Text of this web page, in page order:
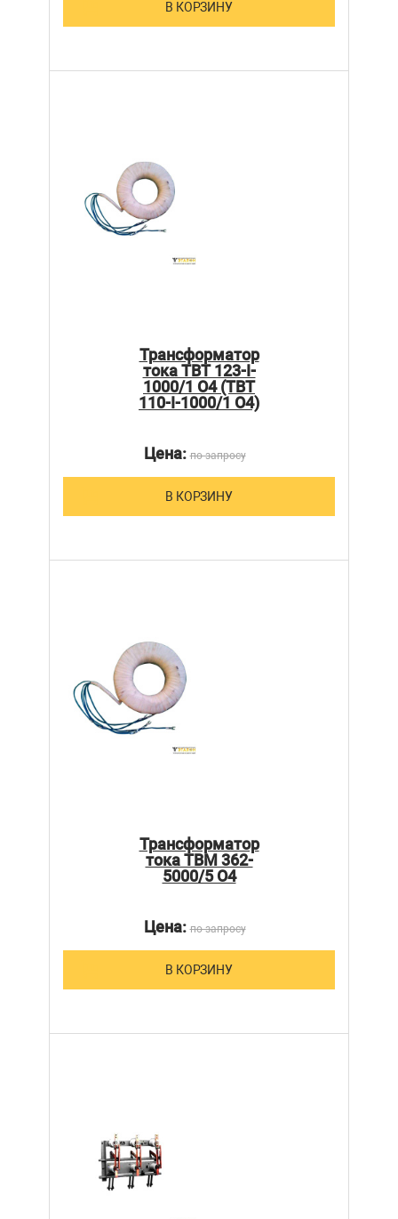
В КОРЗИНУ
Трансформатор
тока ТВТ 123-I-
1000/1 О4 (ТВТ
110-I-1000/1 О4)
Цена:по запросу
В КОРЗИНУ
Трансформатор
тока ТВМ 362-
5000/5 О4
Цена:по запросу
В КОРЗИНУ